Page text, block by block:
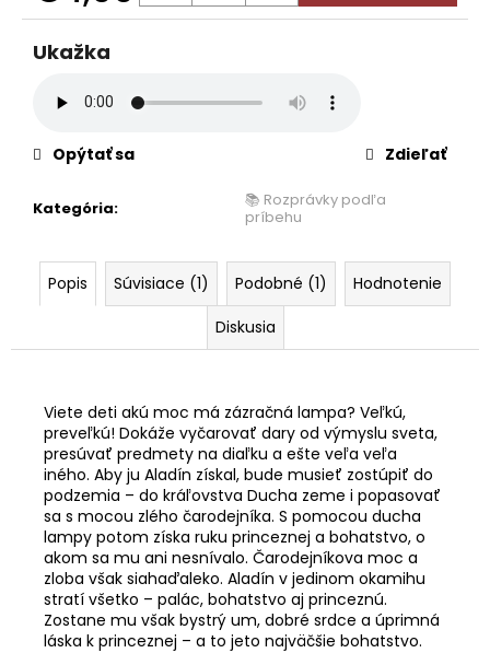
Jednotková
Kategória:
📚 Rozprávky podľa
príbehu
Ukažka
Opýtať sa Zdieľať
Popis Súvisiace (1) Podobné (1)
Hodnotenie
Diskusia
Viete deti akú moc má zázračná lampa? Veľkú,
preveľkú! Dokáže vyčarovať dary od výmyslu sveta,
presúvať predmety na diaľku a ešte veľa veľa
iného. Aby ju Aladín získal, bude musieť zostúpiť do
podzemia – do kráľovstva Ducha zeme i popasovať
sa s mocou zlého čarodejníka. S pomocou ducha
lampy potom získa ruku princeznej a bohatstvo, o
akom sa mu ani nesnívalo. Čarodejníkova moc a
zloba však siahaďaleko. Aladín v jedinom okamihu
stratí všetko – palác, bohatstvo aj princeznú.
Zostane mu však bystrý um, dobré srdce a úprimná
láska k princeznej – a to jeto najväčšie bohatstvo.